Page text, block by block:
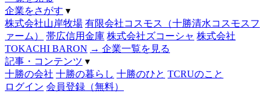
企業をさがす ▾
株式会社山岸牧場 有限会社コスモス（十勝清水コスモスフ
ァーム）
帯広信用金庫 株式会社ズコーシャ 株式会社
TOKACHI BARON → 企業一覧を見る
記事・コンテンツ ▾
十勝の会社 十勝の暮らし 十勝のひと TCRUのこと
ログイン 会員登録（無料）